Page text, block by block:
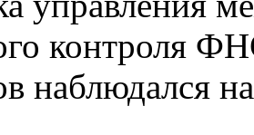
контроля
наблюдался